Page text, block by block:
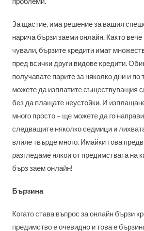
За щастие, има решение за вашия
нарича бързи заеми онлайн. Както
чували, бързите кредити имат
пред всички други видове кредити.
получавате парите за няколко дни и по
можете да изплатите съществуващия
без да плащате неустойки. И
много просто – ще можете да го
следващите няколко седмици и
влияе твърде много. Имайки това
разгледаме някои от предимствата на
бърз заем онлайн!
Бързина
Когато става въпрос за онлайн бързи
предимство е очевидно и това е